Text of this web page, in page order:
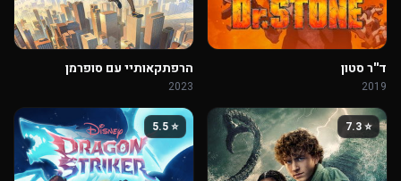
ד''ר סטון
2019
הרפתקאותיי עם סופרמן
2023
⭐ 7.3
⭐ 5.5